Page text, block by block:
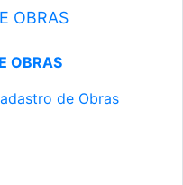
OBRAS
OBRAS
de Obras